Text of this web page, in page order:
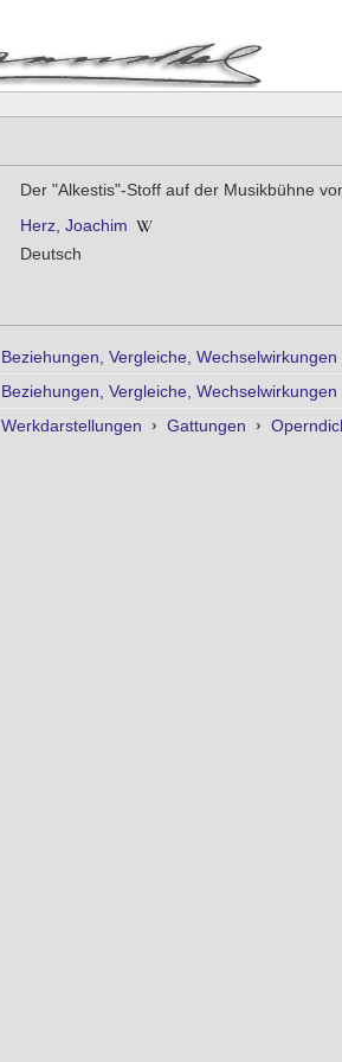
Der "Alkestis"-Stoff auf der Musikbühne
Herz, Joachim
Deutsch
Beziehungen, Vergleiche, Wechselwirkungen
Beziehungen, Vergleiche, Wechselwirkungen
Werkdarstellungen › Gattungen ›